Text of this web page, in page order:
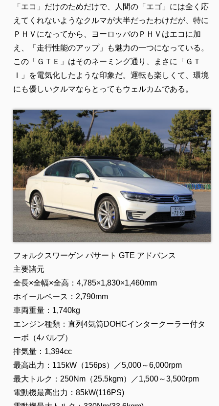
「エコ」だけのためだけで、人間の「エゴ」には全く応
えてくれないようなクルマが大半だったわけだが、特に
ＰＨＶになってから、ヨーロッパのＰＨＶはエコに加
え、「走行性能のアップ」も魅力の一つになっている。
この「ＧＴＥ」はそのネーミング通り、まさに「ＧＴ
Ｉ」を電気化したような印象だ。運転も楽しくて、環境
にも優しいクルマならとってもウェルカムである。
フォルクスワーゲン パサート GTE アドバンス
主要諸元
全長×全幅×全高：4,785×1,830×1,460mm
ホイールベース：2,790mm
車両重量：1,740kg
エンジン種類：直列4気筒DOHCインタークーラー付タ
ーボ（4バルブ）
排気量：1,394cc
最高出力：115kW（156ps）／5,000～6,000rpm
最大トルク：250Nm（25.5kgm）／1,500～3,500rpm
電動機最高出力：85kW(116PS)